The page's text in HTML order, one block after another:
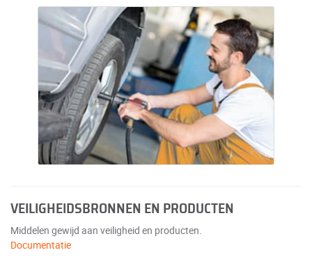
VEILIGHEIDSBRONNEN EN PRODUCTEN
Middelen gewijd aan veiligheid en producten.
Documentatie